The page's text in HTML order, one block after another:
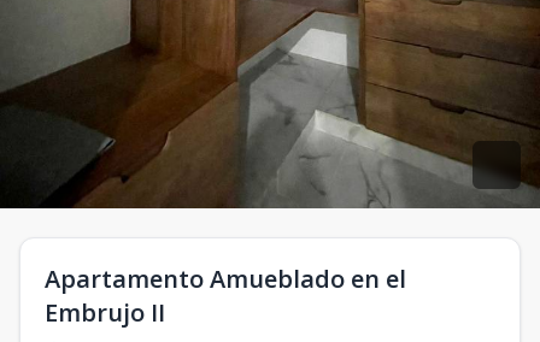
Apartamento Amueblado en el
Embrujo II